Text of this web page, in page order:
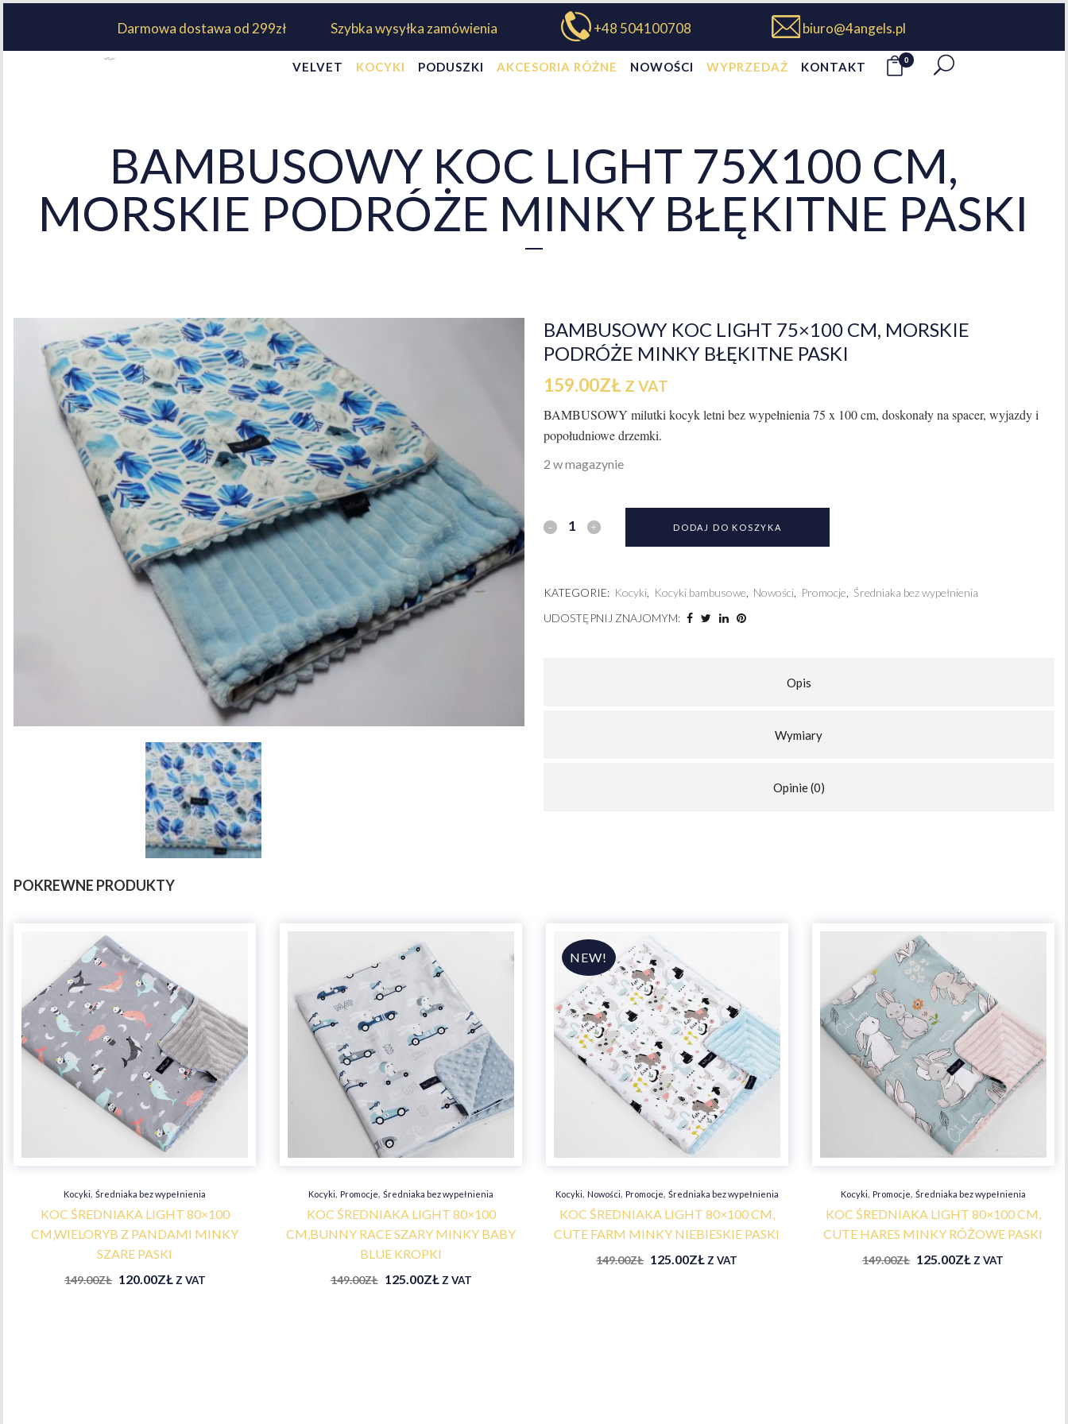
Darmowa dostawa od 299zł Szybka wysyłka zamówienia +48 504100708 biuro@4angels.pl
0
VELVET KOCYKI PODUSZKI AKCESORIA RÓŻNE NOWOŚCI WYPRZEDAŻ KONTAKT
BAMBUSOWY KOC LIGHT 75X100 CM,
MORSKIE PODRÓŻE MINKY BŁĘKITNE PASKI
BAMBUSOWY KOC LIGHT 75×100 CM, MORSKIE
PODRÓŻE MINKY BŁĘKITNE PASKI
159.00ZŁ Z VAT
BAMBUSOWY milutki kocyk letni bez wypełnienia 75 x 100 cm, doskonały na spacer, wyjazdy i
popołudniowe drzemki.
2 w magazynie
DODAJ DO KOSZYKA
KATEGORIE: Kocyki, Kocyki bambusowe Nowości, Promocje
Średniaka bez wypełnienia
UDOSTĘPNIJ ZNAJOMYM:
Opis
Wymiary
Opinie (0)
POKREWNE PRODUKTY
Kocyki,Średniaka bez wypełnienia
KOC ŚREDNIAKA LIGHT 80×100
CM,WIELORYB Z PANDAMI MINKY
SZARE PASKI
149.00ZŁ 120.00ZŁ Z VAT
Kocyki, Promocje,Średniaka bez wypełnienia
KOC ŚREDNIAKA LIGHT 80×100
CM,BUNNY RACE SZARY MINKY BABY
BLUE KROPKI
149.00ZŁ 125.00ZŁ Z VAT
Kocyki, Nowości, Promocje, Średniaka bez wypełnienia
KOC ŚREDNIAKA LIGHT 80×100 CM,
CUTE FARM MINKY NIEBIESKIE PASKI
149.00ZŁ 125.00ZŁ Z VAT
Kocyki, Promocje, Średniaka bez wypełnienia
KOC ŚREDNIAKA LIGHT 80×100 CM,
CUTE HARES MINKY RÓŻOWE PASKI
149.00ZŁ 125.00ZŁ Z VAT